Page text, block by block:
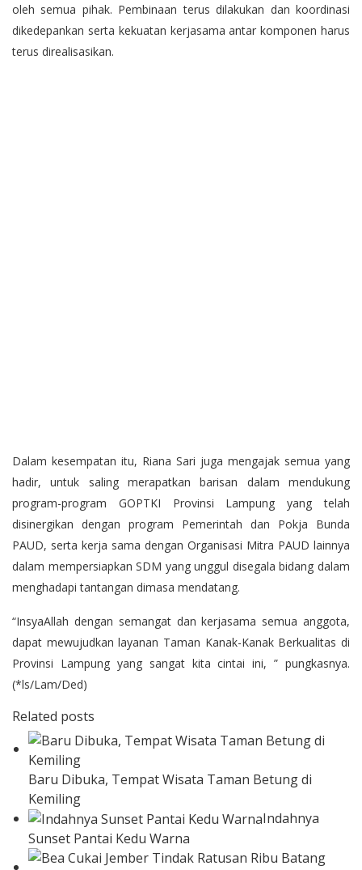
oleh semua pihak. Pembinaan terus dilakukan dan koordinasi
dikedepankan serta kekuatan kerjasama antar komponen harus
terus direalisasikan.
Dalam kesempatan itu, Riana Sari juga mengajak semua yang
hadir, untuk saling merapatkan barisan dalam mendukung
program-program GOPTKI Provinsi Lampung yang telah
disinergikan dengan program Pemerintah dan Pokja Bunda
PAUD, serta kerja sama dengan Organisasi Mitra PAUD lainnya
dalam mempersiapkan SDM yang unggul disegala bidang dalam
menghadapi tantangan dimasa mendatang.
“InsyaAllah dengan semangat dan kerjasama semua anggota,
dapat mewujudkan layanan Taman Kanak-Kanak Berkualitas di
Provinsi Lampung yang sangat kita cintai ini, ” pungkasnya.
(*ls/Lam/Ded)
Related posts
Baru Dibuka, Tempat Wisata Taman Betung di
Kemiling
Indahnya
Sunset Pantai Kedu Warna